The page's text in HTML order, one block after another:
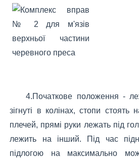
4.Початкове положення -
зігнуті в колінах, стопи стоять
плечей, прямі руки лежать під
лежить на інший. Під час
підлогою на максимально